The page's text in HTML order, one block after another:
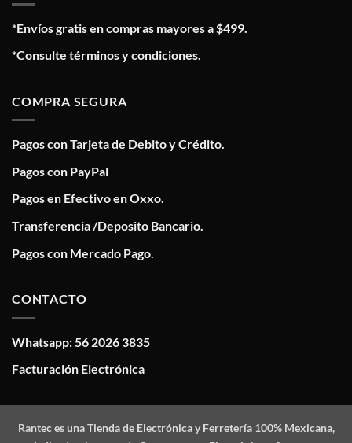
*Envíos gratis en compras mayores a $499.
*Consulte términos y condiciones.
COMPRA SEGURA
Pagos con Tarjeta de Debito y Crédito.
Pagos con PayPal
Pagos en Efectivo en Oxxo.
Transferencia /Deposito Bancario.
Pagos con Mercado Pago.
CONTACTO
Whatsapp: 56 2026 3835
Facturación Electrónica
Ranteces una Tienda de Electrónica y Ferretería 100% Mexicana,